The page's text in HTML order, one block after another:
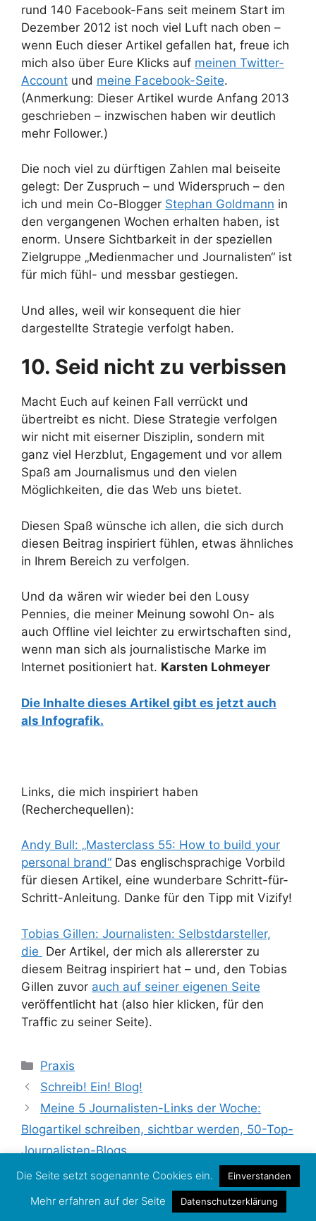
rund 140 Facebook-Fans seit meinem Start im
Dezember 2012 ist noch viel Luft nach oben –
wenn Euch dieser Artikel gefallen hat, freue ich
mich also über Eure Klicks auf meinen Twitter-
Account und meine Facebook-Seite.
(Anmerkung: Dieser Artikel wurde Anfang 2013
geschrieben – inzwischen haben wir deutlich
mehr Follower.)
Die noch viel zu dürftigen Zahlen mal beiseite
gelegt: Der Zuspruch – und Widerspruch – den
ich und mein Co-Blogger Stephan Goldmann in
den vergangenen Wochen erhalten haben, ist
enorm. Unsere Sichtbarkeit in der speziellen
Zielgruppe „Medienmacher und Journalisten“ ist
für mich fühl- und messbar gestiegen.
Und alles, weil wir konsequent die hier
dargestellte Strategie verfolgt haben.
10. Seid nicht zu verbissen
Macht Euch auf keinen Fall verrückt und
übertreibt es nicht. Diese Strategie verfolgen
wir nicht mit eiserner Disziplin, sondern mit
ganz viel Herzblut, Engagement und vor allem
Spaß am Journalismus und den vielen
Möglichkeiten, die das Web uns bietet.
Diesen Spaß wünsche ich allen, die sich durch
diesen Beitrag inspiriert fühlen, etwas ähnliches
in Ihrem Bereich zu verfolgen.
Und da wären wir wieder bei den Lousy
Pennies, die meiner Meinung sowohl On- als
auch Offline viel leichter zu erwirtschaften sind,
wenn man sich als journalistische Marke im
Internet positioniert hat. Karsten Lohmeyer
Die Inhalte dieses Artikel gibt es jetzt auch
als Infografik.
Links, die mich inspiriert haben
(Recherchequellen):
Andy Bull: „Masterclass 55: How to build your
personal brand“ Das englischsprachige Vorbild
für diesen Artikel, eine wunderbare Schritt-für-
Schritt-Anleitung. Danke für den Tipp mit Vizify!
Tobias Gillen: Journalisten: Selbstdarsteller,
die Der Artikel, der mich als allererster zu
diesem Beitrag inspiriert hat – und, den Tobias
Gillen zuvor auch auf seiner eigenen Seite
veröffentlicht hat (also hier klicken, für den
Traffic zu seiner Seite).
Kategorien
Praxis
Schreib! Ein! Blog!
Meine 5 Journalisten-Links der Woche:
Blogartikel schreiben, sichtbar werden, 50-Top-
Journalisten-Blogs
Die Seite setzt sogenannte Cookies ein. Einverstanden
Mehr erfahren auf der Seite Datenschutzerklärung